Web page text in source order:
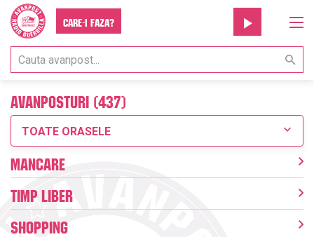
Care-i faza?
Avanposturi (437)
TOATE ORASELE
Mancare
Timp liber
Shopping